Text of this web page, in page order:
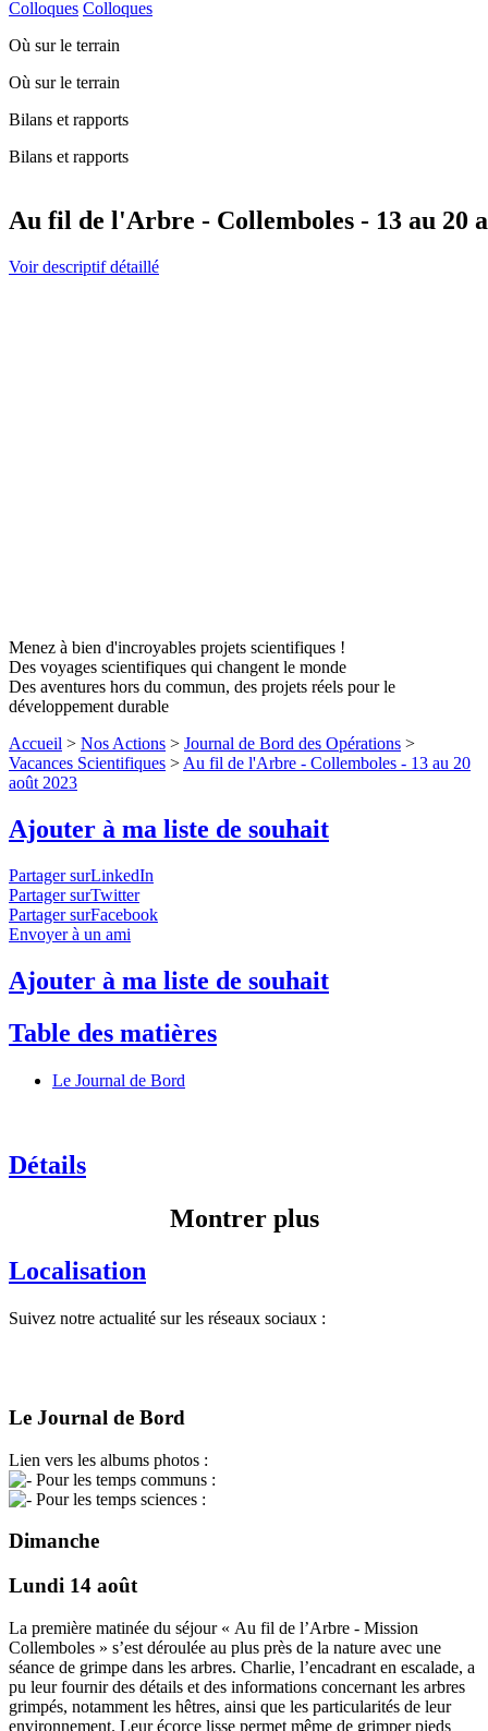
Colloques Colloques
Où sur le terrain
Où sur le terrain
Bilans et rapports
Bilans et rapports
Au fil de l'Arbre - Collemboles - 13 au 20
Voir descriptif détaillé
Menez à bien d'incroyables projets scientifiques !
Des voyages scientifiques qui changent le monde
Des aventures hors du commun, des projets réels pour le
développement durable
Accueil > Nos Actions > Journal de Bord des Opérations >
Vacances Scientifiques > Au fil de l'Arbre - Collemboles - 13 au 20
août 2023
Ajouter à ma liste de souhait
Partager surLinkedIn
Partager surTwitter
Partager surFacebook
Envoyer à un ami
Ajouter à ma liste de souhait
Table des matières
Le Journal de Bord
Détails
Montrer plus
Localisation
Suivez notre actualité sur les réseaux sociaux :
Le Journal de Bord
Lien vers les albums photos :
Pour les temps communs :
Pour les temps sciences :
Dimanche
Lundi 14 août
La première matinée du séjour « Au fil de l’Arbre - Mission
Collemboles » s’est déroulée au plus près de la nature avec une
séance de grimpe dans les arbres. Charlie, l’encadrant en escalade, a
pu leur fournir des détails et des informations concernant les arbres
grimpés, notamment les hêtres, ainsi que les particularités de leur
environnement. Leur écorce lisse permet même de grimper pieds